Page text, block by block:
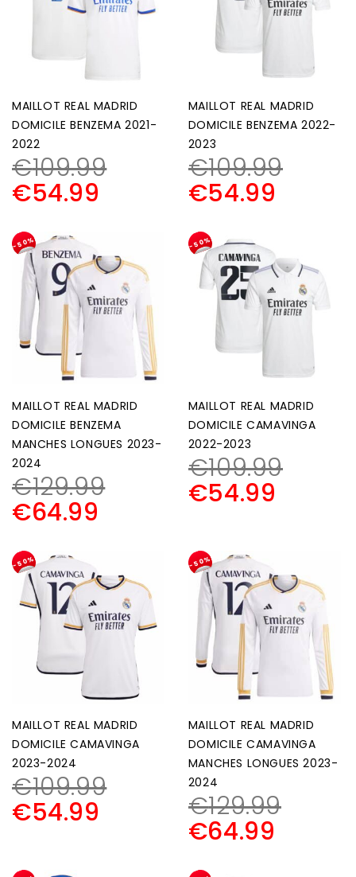
MAILLOT REAL MADRID
DOMICILE BENZEMA 2021-
2022
€109.99
€54.99
MAILLOT REAL MADRID
DOMICILE BENZEMA 2022-
2023
€109.99
€54.99
-50%
MAILLOT REAL MADRID
DOMICILE BENZEMA
MANCHES LONGUES 2023-
2024
€129.99
€64.99
-50%
MAILLOT REAL MADRID
DOMICILE CAMAVINGA
2022-2023
€109.99
€54.99
-50%
MAILLOT REAL MADRID
DOMICILE CAMAVINGA
2023-2024
€109.99
€54.99
-50%
MAILLOT REAL MADRID
DOMICILE CAMAVINGA
MANCHES LONGUES 2023-
2024
€129.99
€64.99